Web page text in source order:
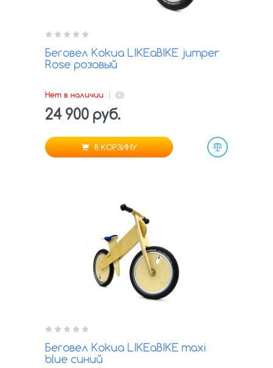
Беговел Kokua LIKEaBIKE jumper
Rose розовый
Нет в наличии
24 900 руб.
В КОРЗИНУ
Беговел Kokua LIKEaBIKE maxi
blue синий